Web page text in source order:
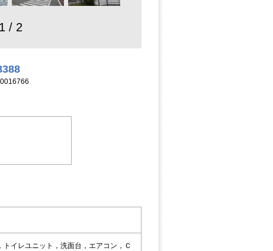
1 / 2
イレユニット，洗面台，エアコン，Ｃ